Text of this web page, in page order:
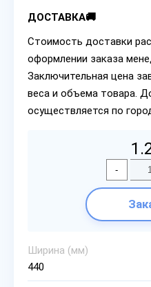
ДОСТАВКА🚚
Стоимость доставки
оформлении заказа
Заключительная цена
веса и объема товара.
осуществляется по
-
Ширина (мм)
440